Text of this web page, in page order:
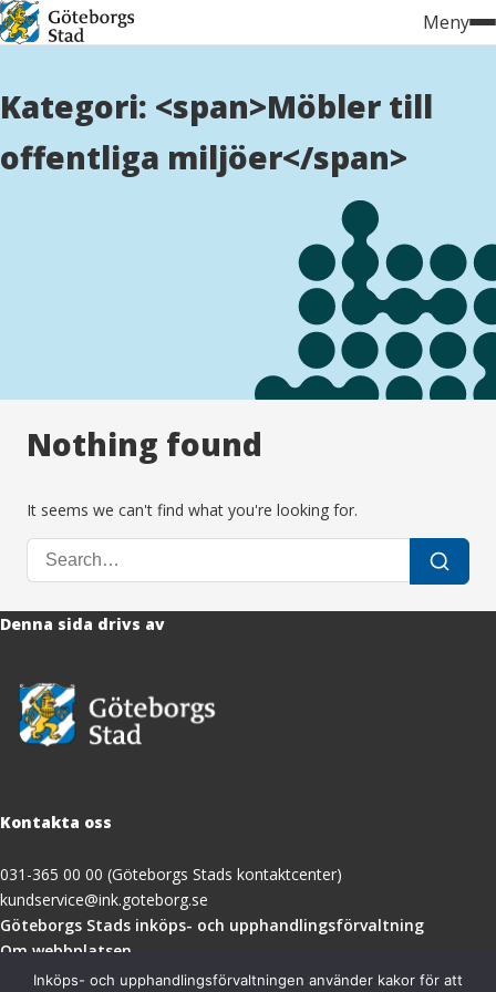
Hoppa
till
Meny
Kategori: <span>Möbler till
offentliga miljöer</span>
Nothing found
It seems we can't find what you're looking for.
Search
for:
Search
Denna sida drivs av
Kontakta oss
031-365 00 00 (Göteborgs Stads kontaktcenter)
kundservice@ink.goteborg.se
Göteborgs Stads inköps- och upphandlingsförvaltning(öppnas
nytt
Om webbplatsen
Tillgänglighetsredogörelse
Inköps- och upphandlingsförvaltningen använder kakor för att